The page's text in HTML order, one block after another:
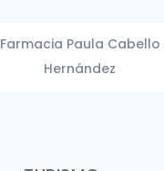
Farmacia Paula Cabello
Hernández